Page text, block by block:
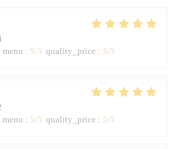
menu : 5/5 quality_price : 5/5
menu : 5/5 quality_price : 5/5